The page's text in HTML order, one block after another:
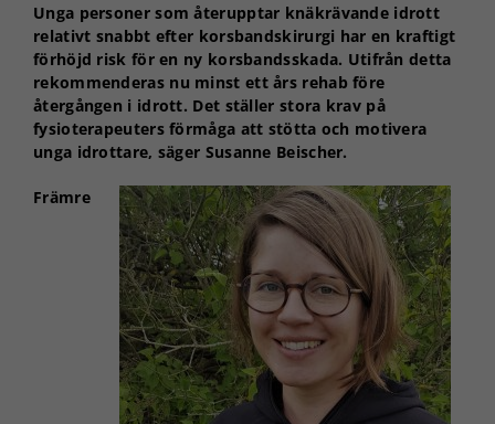
Unga personer som återupptar knäkrävande idrott
relativt snabbt efter korsbandskirurgi har en kraftigt
förhöjd risk för en ny korsbandsskada. Utifrån detta
rekommenderas nu minst ett års rehab före
återgången i idrott. Det ställer stora krav på
fysioterapeuters förmåga att stötta och motivera
unga idrottare, säger Susanne Beischer.
Främre